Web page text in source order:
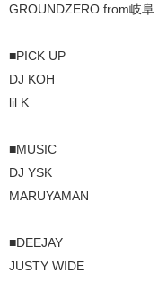
GROUNDZERO from岐阜
■PICK UP
DJ KOH
lil K
■MUSIC
DJ YSK
MARUYAMAN
■DEEJAY
JUSTY WIDE